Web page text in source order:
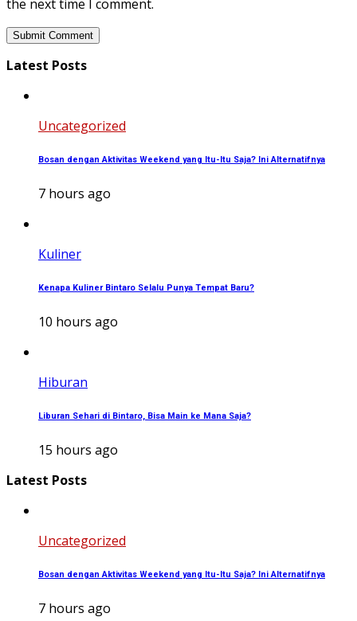
the next time I comment.
Latest Posts
Uncategorized
Bosan dengan Aktivitas Weekend yang Itu-Itu Saja? Ini Alternatifnya
7 hours ago
Kuliner
Kenapa Kuliner Bintaro Selalu Punya Tempat Baru?
10 hours ago
Hiburan
Liburan Sehari di Bintaro, Bisa Main ke Mana Saja?
15 hours ago
Latest Posts
Uncategorized
Bosan dengan Aktivitas Weekend yang Itu-Itu Saja? Ini Alternatifnya
7 hours ago